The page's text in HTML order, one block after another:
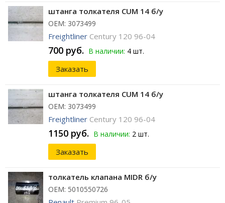
штанга толкателя CUM 14 б/у
ОЕМ: 3073499
Freightliner Century 120 96-04
700 руб. В наличии: 4 шт.
Заказать
штанга толкателя CUM 14 б/у
ОЕМ: 3073499
Freightliner Century 120 96-04
1150 руб. В наличии: 2 шт.
Заказать
толкатель клапана MIDR б/у
ОЕМ: 5010550726